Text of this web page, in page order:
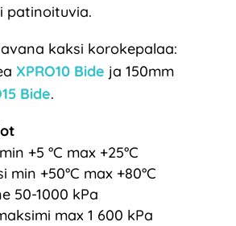
patinoituvia.
kaksi korokepalaa:
XPRO10 Bide ja 150mm
Bide.
+5 °C max +25°C
min +50°C max +80°C
50-1000 kPa
max 1 600 kPa